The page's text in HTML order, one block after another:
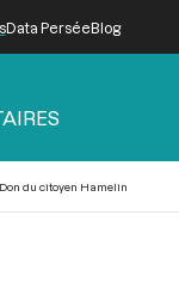
Data PerséeBlog
Don du citoyen Hamelin